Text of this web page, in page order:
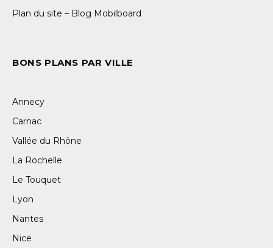
Plan du site – Blog Mobilboard
BONS PLANS PAR VILLE
Annecy
Carnac
Vallée du Rhône
La Rochelle
Le Touquet
Lyon
Nantes
Nice